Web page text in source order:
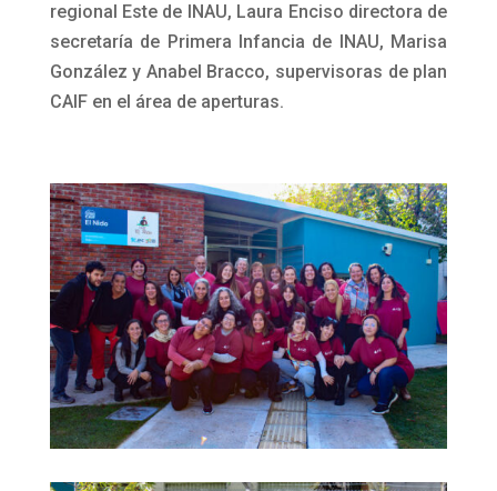
regional Este de INAU, Laura Enciso directora de
secretaría de Primera Infancia de INAU, Marisa
González y Anabel Bracco, supervisoras de plan
CAIF en el área de aperturas.